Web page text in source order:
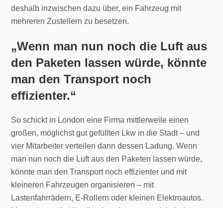
deshalb inzwischen dazu über, ein Fahrzeug mit
mehreren Zustellern zu besetzen.
„Wenn man nun noch die Luft aus
den Paketen lassen würde, könnte
man den Transport noch
effizienter.“
So schickt in London eine Firma mittlerweile einen
großen, möglichst gut gefüllten Lkw in die Stadt – und
vier Mitarbeiter verteilen dann dessen Ladung. Wenn
man nun noch die Luft aus den Paketen lassen würde,
könnte man den Transport noch effizienter und mit
kleineren Fahrzeugen organisieren – mit
Lastenfahrrädern, E-Rollern oder kleinen Elektroautos.